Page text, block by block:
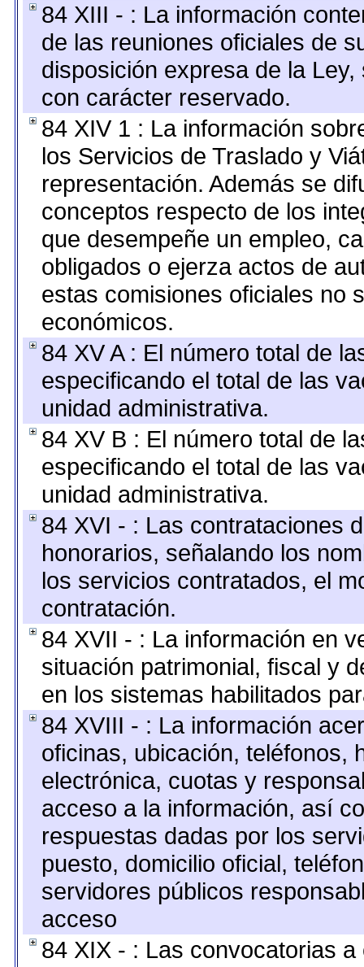
84 XIII - : La información
de las reuniones oficiales de
disposición expresa de la
con carácter reservado.
84 XIV 1 : La información
los Servicios de Traslado y
representación. Además se
conceptos respecto de los
que desempeñe un empleo,
obligados o ejerza actos de
estas comisiones oficiales no
económicos.
84 XV A : El número total de
especificando el total de las
unidad administrativa.
84 XV B : El número total de
especificando el total de las
unidad administrativa.
84 XVI - : Las contrataciones
honorarios, señalando los
los servicios contratados, el
contratación.
84 XVII - : La información en
situación patrimonial, fiscal y
en los sistemas habilitados
84 XVIII - : La información
oficinas, ubicación, teléfonos,
electrónica, cuotas y
acceso a la información, así
respuestas dadas por los
puesto, domicilio oficial,
servidores públicos
acceso
84 XIX - : Las convocatorias